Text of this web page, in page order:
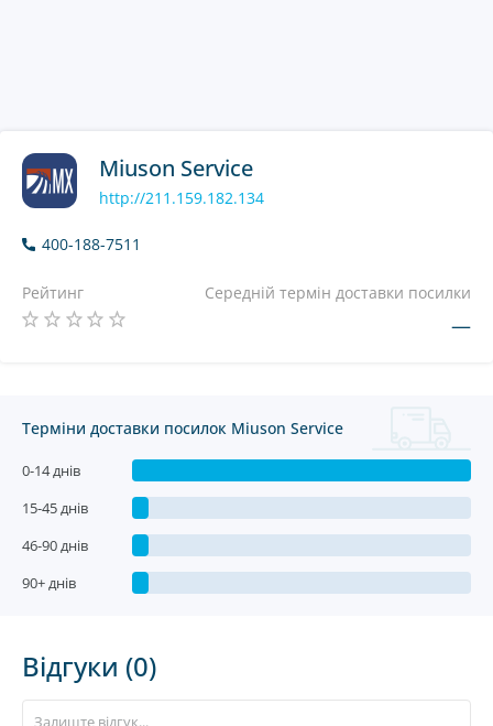
Miuson Service
http://211.159.182.134
400-188-7511
Рейтинг Середній термін доставки посилки
—
Терміни доставки посилок Miuson Service
0-14 днів
15-45 днів
46-90 днів
90+ днів
Відгуки (0)